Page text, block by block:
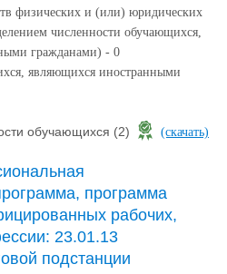
физических и (или) юридических
численности обучающихся,
гражданами) - 0
являющихся иностранными
обучающихся (2) (скачать)
программа
рабочих,
23.01.13
подстанции